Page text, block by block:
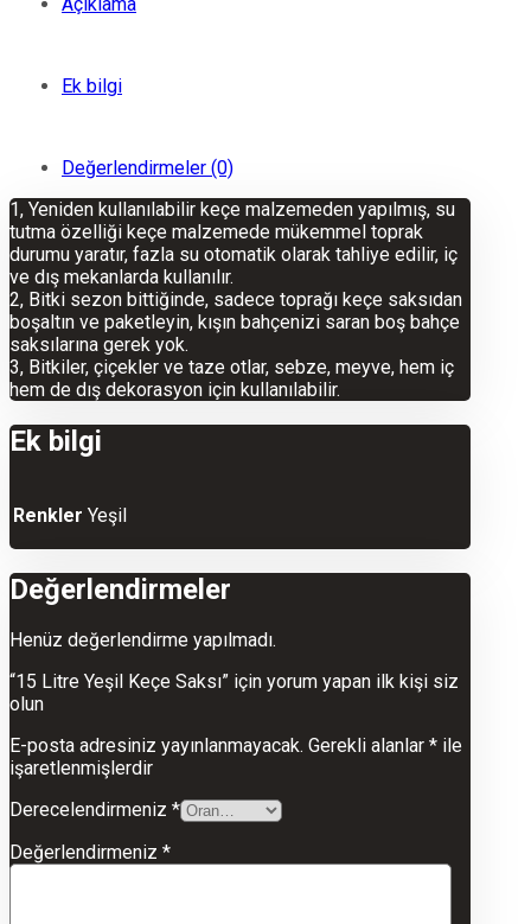
Ek bilgi
Değerlendirmeler (0)
1, Yeniden kullanılabilir keçe malzemeden yapılmış, su
tutma özelliği keçe malzemede mükemmel toprak
durumu yaratır, fazla su otomatik olarak tahliye edilir, iç
ve dış mekanlarda kullanılır.
2, Bitki sezon bittiğinde, sadece toprağı keçe saksıdan
boşaltın ve paketleyin, kışın bahçenizi saran boş bahçe
saksılarına gerek yok.
3, Bitkiler, çiçekler ve taze otlar, sebze, meyve, hem iç
hem de dış dekorasyon için kullanılabilir.
Ek bilgi
Renkler Yeşil
Değerlendirmeler
Henüz değerlendirme yapılmadı.
“15 Litre Yeşil Keçe Saksı” için yorum yapan ilk kişi siz
olun
E-posta adresiniz yayınlanmayacak. Gerekli alanlar * ile
işaretlenmişlerdir
Derecelendirmeniz *
Değerlendirmeniz *